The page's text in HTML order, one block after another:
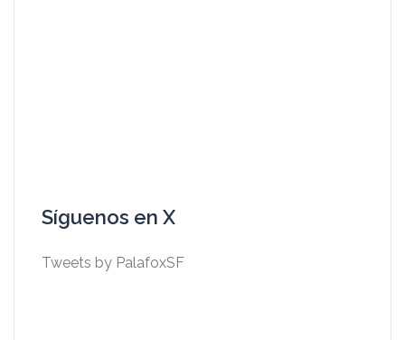
Síguenos en X
Tweets by PalafoxSF